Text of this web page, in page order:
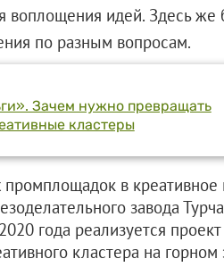
идей. Здесь же
по разным вопросам.
Зачем нужно превращать
кластеры
в креативное
завода
года реализуется проект
кластера на горном